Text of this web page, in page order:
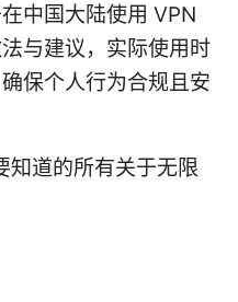
中国大陆使用 VPN
与建议，实际使用时
保个人行为合规且安
道的所有关于无限